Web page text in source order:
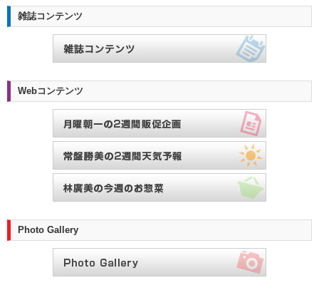
雑誌コンテンツ
Webコンテンツ
Photo Gallery